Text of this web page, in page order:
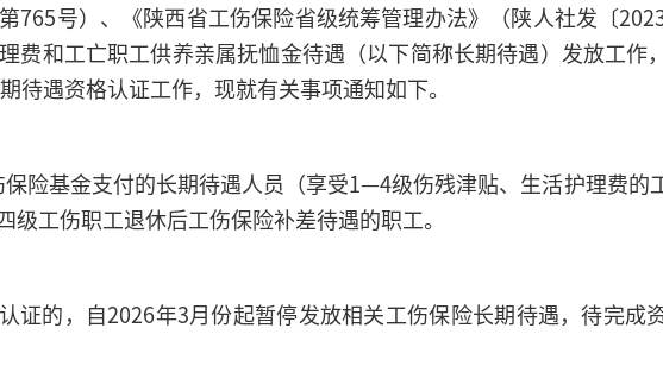
765号）、《陕西省工伤保险省级统筹管理办法》（陕人社发〔
费和工亡职工供养亲属抚恤金待遇（以下简称长期待遇）发放工作
遇资格认证工作，现就有关事项通知如下。
险基金支付的长期待遇人员（享受1—4级伤残津贴、生活护理费的
工伤职工退休后工伤保险补差待遇的职工。
证的，自2026年3月份起暂停发放相关工伤保险长期待遇，待完成